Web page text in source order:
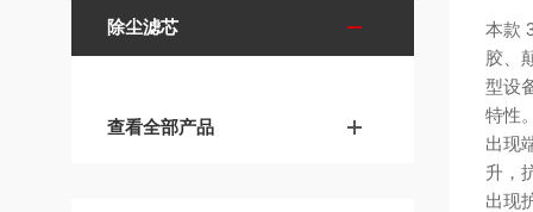
除尘滤芯
查看全部产品
本款
胶、
型设
特性
出现
升，
出现